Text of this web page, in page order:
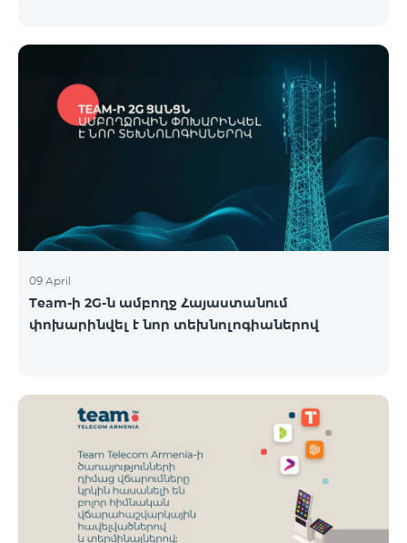
09 April
Team-ի 2G-ն ամբողջ Հայաստանում
փոխարինվել է նոր տեխնոլոգիաներով